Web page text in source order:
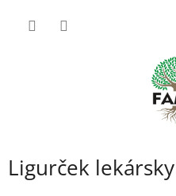
Ligurček lekársky